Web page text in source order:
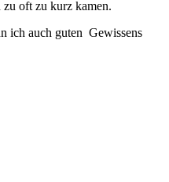
oft zu kurz kamen.
ich auch guten Gewissens